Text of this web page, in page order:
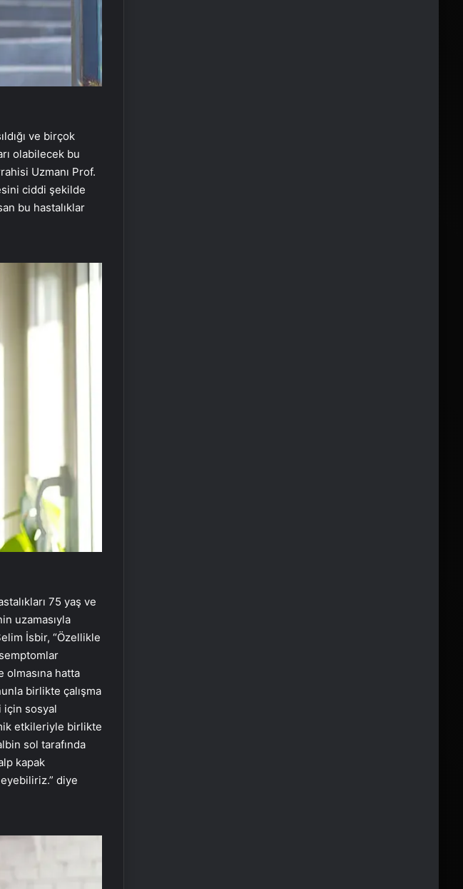
ve birçok
olabilecek bu
Uzmanı Prof.
ciddi şekilde
bu hastalıklar
75 yaş ve
uzamasıyla
İsbir, “Özellikle
olmasına hatta
birlikte çalışma
için sosyal
etkileriyle birlikte
sol tarafında
kapak
diye